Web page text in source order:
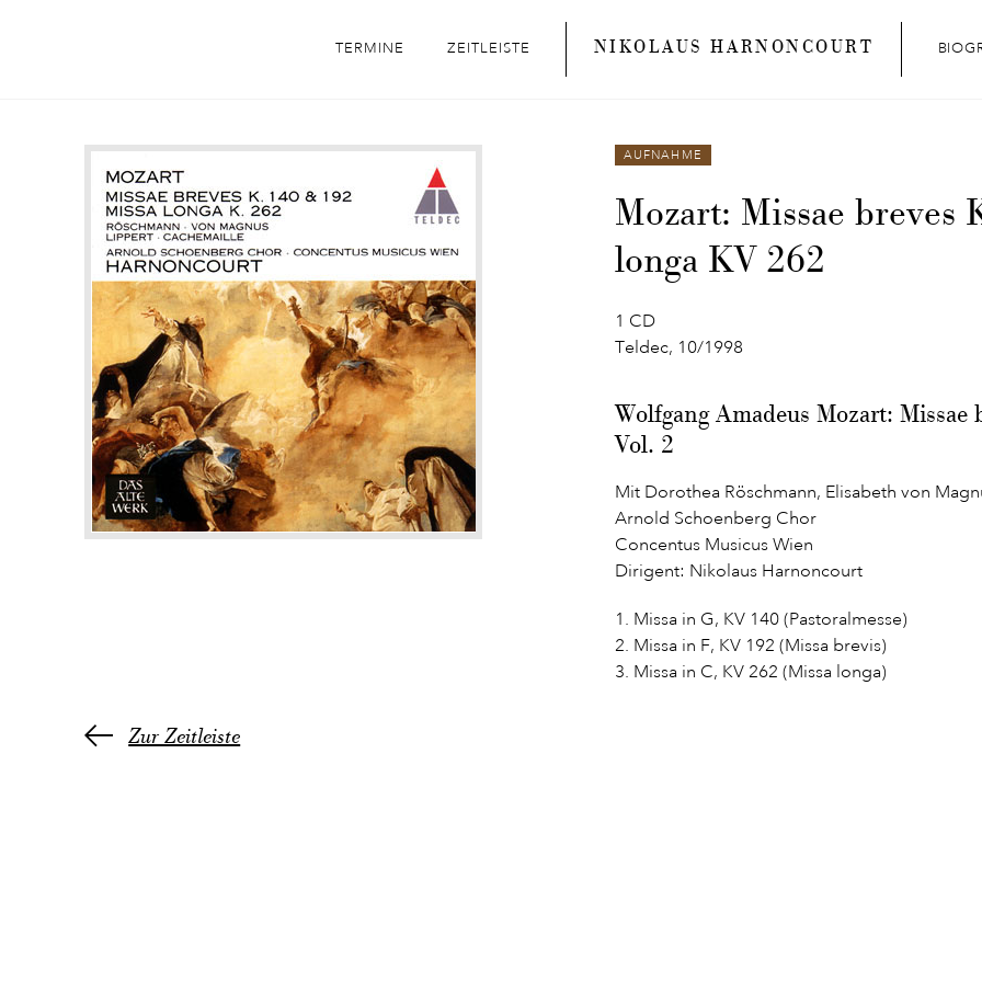
TERMINE ZEITLEISTE NIKOLAUS HARNONCOURT
AUFNAHME
Mozart: Missae breves
longa KV 262
1 CD
Teldec, 10/1998
Wolfgang Amadeus Mozart:
Vol. 2
Mit Dorothea Röschmann, Elisabeth von
Arnold Schoenberg Chor
Concentus Musicus Wien
Dirigent: Nikolaus Harnoncourt
1. Missa in G, KV 140 (Pastoralmesse)
2. Missa in F, KV 192 (Missa brevis)
3. Missa in C, KV 262 (Missa longa)
Zur Zeitleiste